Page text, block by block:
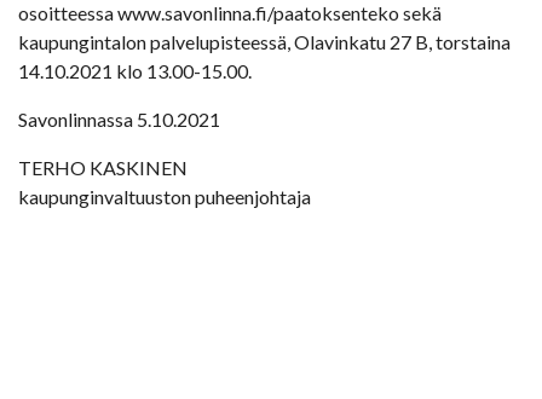
osoitteessa www.savonlinna.fi/paatoksenteko sekä
kaupungintalon palvelupisteessä, Olavinkatu 27 B, torstaina
14.10.2021 klo 13.00-15.00.
Savonlinnassa 5.10.2021
TERHO KASKINEN
kaupunginvaltuuston puheenjohtaja